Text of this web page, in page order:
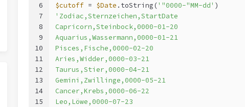
6
7
8
9
10
11
12
13
14
15
$cutoff = $Date .toString('"0000-"MM-dd' )
'Zodiac,Sternzeichen,StartDate
Capricorn,Steinbock,0000-01-20
Aquarius,Wassermann,0000-01-21
Pisces,Fische,0000-02-20
Aries,Widder,0000-03-21
Taurus,Stier,0000-04-21
Gemini,Zwillinge,0000-05-21
Cancer,Krebs,0000-06-22
Leo,Löwe,0000-07-23